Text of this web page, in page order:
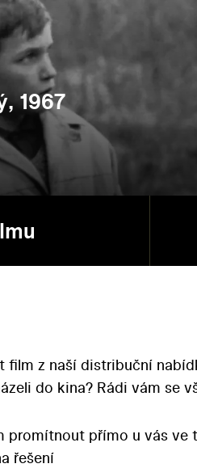
1967
film z naší distribuční
do kina? Rádi vám se
promítnout přímo u vás ve
řešení